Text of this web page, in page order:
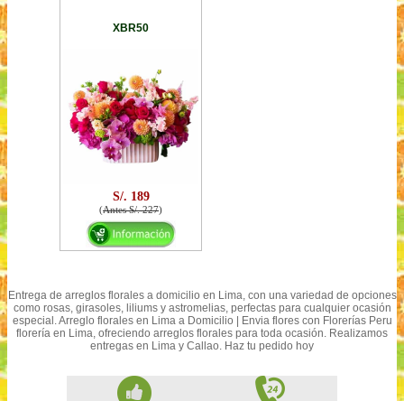
XBR50
S/. 189
(Antes S/. 227)
Entrega de arreglos florales a domicilio en Lima, con una variedad de opciones
como rosas, girasoles, liliums y astromelias, perfectas para cualquier ocasión
especial. Arreglo florales en Lima a Domicilio | Envia flores con Florerías Peru
florería en Lima, ofreciendo arreglos florales para toda ocasión. Realizamos
entregas en Lima y Callao. Haz tu pedido hoy